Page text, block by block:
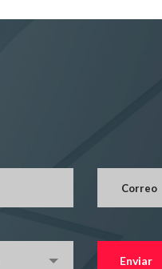
Enviar